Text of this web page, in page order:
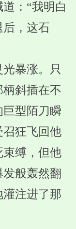
：“我明白
后，这石
暴涨。只
斜插在不
型陌刀瞬
召狂飞回他
束缚，但他
发般轰然翻
注进了那